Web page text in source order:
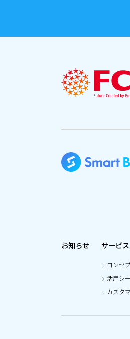
お知らせ サービス
コンセ
活用シ
カスタ